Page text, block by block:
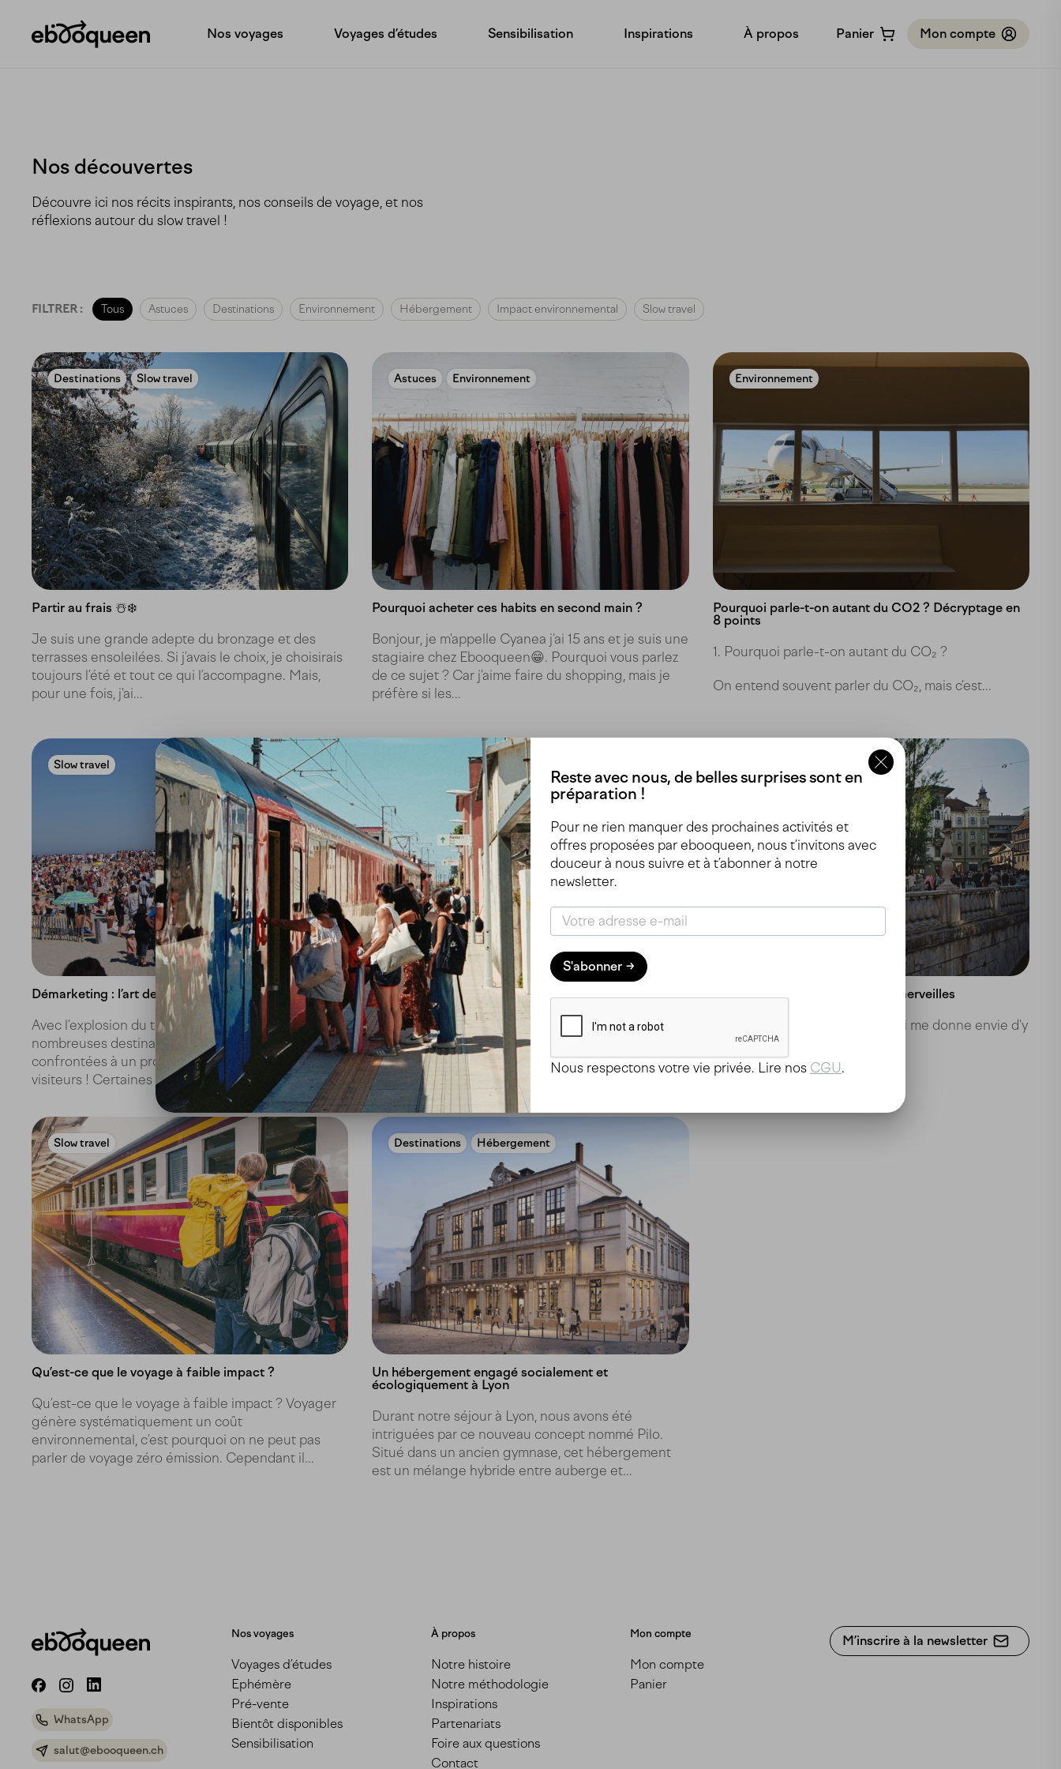
Nos voyages Voyages d’études Sensibilisation Inspirations À propos Panier Mon compte
Nos découvertes
Découvre ici nos récits inspirants, nos conseils de voyage, et nos
réflexions autour du slow travel !
FILTRER : Tous Astuces Destinations Environnement Hébergement Impact environnemental Slow travel
Destinations Slow travel
Partir au frais ☃️❄️
Je suis une grande adepte du bronzage et des
terrasses ensoleilées. Si j’avais le choix, je choisirais
toujours l’été et tout ce qui l’accompagne. Mais,
pour une fois, j'ai...
Astuces Environnement
Pourquoi acheter ces habits en second main ?
Bonjour, je m'appelle Cyanea j'ai 15 ans et je suis une
stagiaire chez Ebooqueen😁​​. Pourquoi vous parlez
de ce sujet ? Car j'aime faire du shopping, mais je
préfère si les...
Environnement
Pourquoi parle-t-on autant du CO2 ? Décryptage en
8 points
1. Pourquoi parle-t-on autant du CO₂ ?
On entend souvent parler du CO₂, mais c'est...
Slow travel
Démarketing : l’art de décourager les visiteurs
Avec l’explosion du tourisme mondial, de
nombreuses destinations se retrouvent
confrontées à un problème inattendu : trop de
visiteurs ! Certaines deviennent victimes de...
Une nuit au Celica Hostel à Ljubljana : Une
expérience unique
Lors de notre voyage à Ljubljana, nous avons eu
l'opportunité de tester un hébergement bien...
Slow travel
Ljubljana en train, entre rails et merveilles
Une capitale qui m'inspire et qui me donne envie d'y
vivre. 📍
Slow travel
Qu’est-ce que le voyage à faible impact ?
Qu’est-ce que le voyage à faible impact ? Voyager
génère systématiquement un coût
environnemental, c’est pourquoi on ne peut pas
parler de voyage zéro émission. Cependant il...
Destinations Hébergement
Un hébergement engagé socialement et
écologiquement à Lyon
Durant notre séjour à Lyon, nous avons été
intriguées par ce nouveau concept nommé Pilo.
Situé dans un ancien gymnase, cet hébergement
est un mélange hybride entre auberge et...
WhatsApp
salut@ebooqueen.ch
Nos voyages
Voyages d’études
Ephémère
Pré-vente
Bientôt disponibles
Sensibilisation
À propos
Notre histoire
Notre méthodologie
Inspirations
Partenariats
Foire aux questions
Contact
Mon compte
Mon compte
Panier
M’inscrire à la newsletter
Reste avec nous, de belles surprises sont en
préparation !
Pour ne rien manquer des prochaines activités et
offres proposées par ebooqueen, nous t’invitons avec
douceur à nous suivre et à t’abonner à notre
newsletter.
S'abonner
Nous respectons votre vie privée. Lire nos CGU.